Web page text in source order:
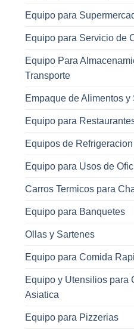
Equipo para
Equipo para Servicio de
Equipo Para
Transporte
Empaque de Alimentos y
Equipo para
Equipos de Refrigeracion
Equipo para Usos de
Carros Termicos para
Equipo para Banquetes
Ollas y Sartenes
Equipo para Comida
Equipo y Utensilios para
Asiatica
Equipo para Pizzerias